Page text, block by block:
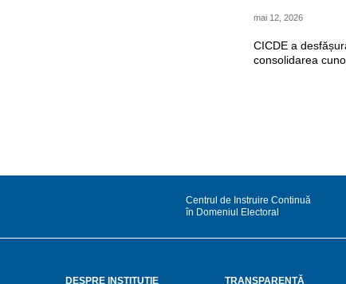
mai 12, 2026
CICDE a
consolidarea
Centrul de Instruire Continuă
în Domeniul Electoral
DESPRE INSTITUȚIE TRANSPARENȚĂ